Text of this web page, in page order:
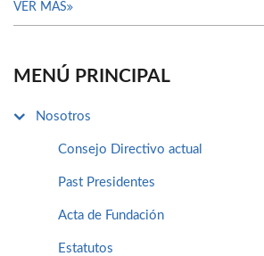
VER MÁS
MENÚ PRINCIPAL
Nosotros
Consejo Directivo actual
Past Presidentes
Acta de Fundación
Estatutos